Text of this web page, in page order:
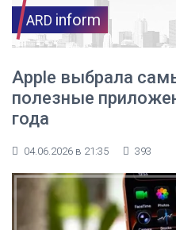
ARD inform
Apple выбрала
полезные
года
04.06.2026 в 21:35 393